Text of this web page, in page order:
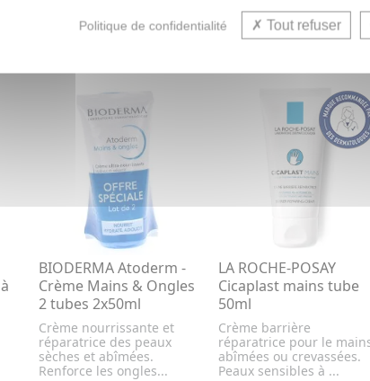
VOUS AIMEREZ AUSSI...
BIODERMA Atoderm -
Crème Mains & Ongles
2 tubes 2x50ml
Crème nourrissante et
réparatrice des peaux
sèches et abîmées.
Renforce les ongles...
LA ROCHE-POSAY
Cicaplast mains tube
50ml
Crème barrière
réparatrice pour le
abîmées ou crevassées.
Peaux sensibles à ...
Politique de confidentialité Tout refuser